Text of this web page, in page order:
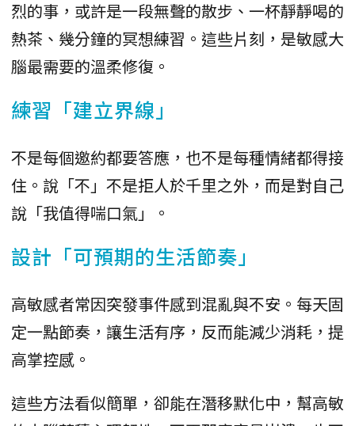
烈的事，或許是一段無聲的散步、一杯靜靜喝的
熱茶、幾分鐘的冥想練習。這些片刻，是敏感大
腦最需要的溫柔修復。
練習「建立界線」
不是每個邀約都要答應，也不是每種情緒都得接
住。說「不」不是拒人於千里之外，而是對自己
說「我值得喘口氣」。
設計「可預期的生活節奏」
高敏感者常因突發事件感到混亂與不安。每天固
定一點節奏，讓生活有序，反而能減少消耗，提
高掌控感。
這些方法看似簡單，卻能在潛移默化中，幫高敏